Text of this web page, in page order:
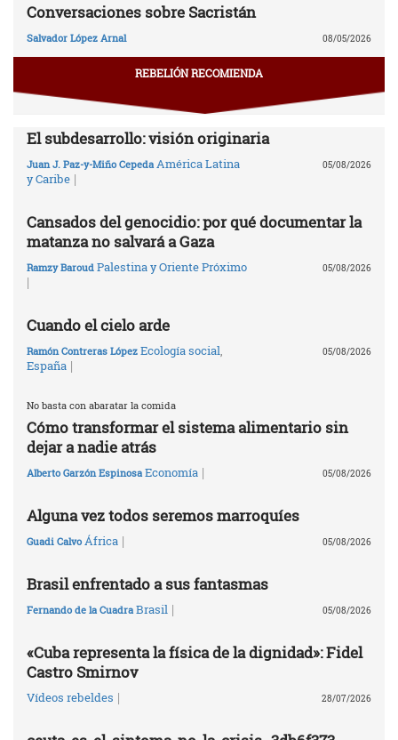
Conversaciones sobre Sacristán
Salvador López Arnal 08/05/2026
REBELIÓN RECOMIENDA
El subdesarrollo: visión originaria
Juan J. Paz-y-Miño Cepeda América Latina
y Caribe |
05/08/2026
Cansados del genocidio: por qué documentar la
matanza no salvará a Gaza
Ramzy Baroud Palestina y Oriente Próximo
|
05/08/2026
Cuando el cielo arde
Ramón Contreras López Ecología social
España |
05/08/2026
No basta con abaratar la comida
Cómo transformar el sistema alimentario sin
dejar a nadie atrás
Alberto Garzón Espinosa Economía | 05/08/2026
Alguna vez todos seremos marroquíes
Guadi Calvo África | 05/08/2026
Brasil enfrentado a sus fantasmas
Fernando de la Cuadra Brasil | 05/08/2026
«Cuba representa la física de la dignidad»: Fidel
Castro Smirnov
Vídeos rebeldes | 28/07/2026